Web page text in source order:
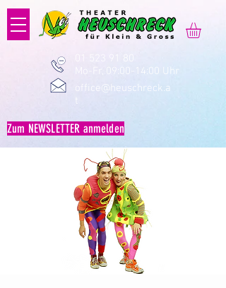
Zum NEWSLETTER anmelden
Mo-Fr, 09:00-14:00 Uhr
office@heuschreck.a
t